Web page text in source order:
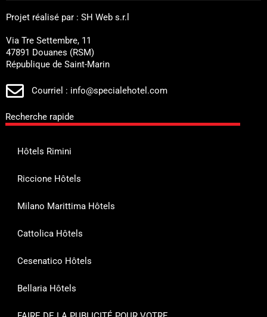
Projet réalisé par : SH Web s.r.l
Via Tre Settembre, 11
47891 Douanes (RSM)
République de Saint-Marin
Courriel : info@specialehotel.com
Recherche rapide
Hôtels Rimini
Riccione Hôtels
Milano Marittima Hôtels
Cattolica Hôtels
Cesenatico Hôtels
Bellaria Hôtels